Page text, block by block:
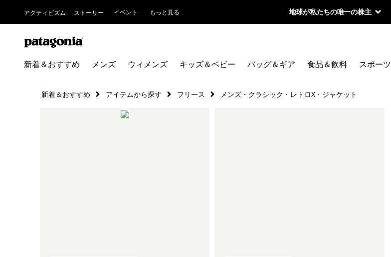
アクティビズム ストーリー イベント もっと見る 地球が私たちの唯一の株主
新着＆おすすめ メンズ ウィメンズ キッズ＆ベビー バッグ＆ギア 食品＆飲料 スポーツ
新着＆おすすめ アイテムから探す フリース メンズ・クラシック・レトロX・ジャケット